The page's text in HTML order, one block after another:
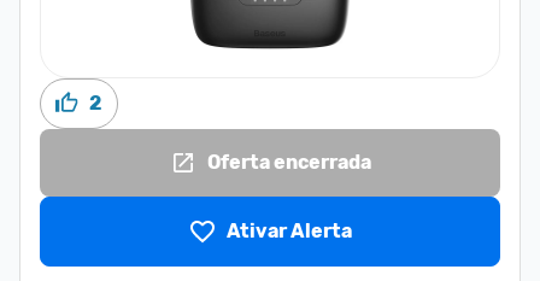
2
Oferta encerrada
Ativar Alerta